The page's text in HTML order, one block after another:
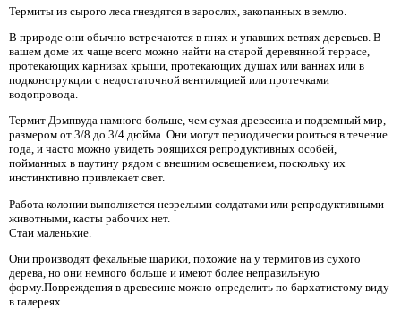
Термиты из сырого леса гнездятся в зарослях, закопанных в землю.
В природе они обычно встречаются в пнях и упавших ветвях деревьев. В
вашем доме их чаще всего можно найти на старой деревянной террасе,
протекающих карнизах крыши, протекающих душах или ваннах или в
подконструкции с недостаточной вентиляцией или протечками
водопровода.
Термит Дэмпвуда намного больше, чем сухая древесина и подземный мир,
размером от 3/8 до 3/4 дюйма. Они могут периодически роиться в течение
года, и часто можно увидеть роящихся репродуктивных особей,
пойманных в паутину рядом с внешним освещением, поскольку их
инстинктивно привлекает свет.
Работа колонии выполняется незрелыми солдатами или репродуктивными
животными, касты рабочих нет.
Стаи маленькие.
Они производят фекальные шарики, похожие на у термитов из сухого
дерева, но они немного больше и имеют более неправильную
форму.Повреждения в древесине можно определить по бархатистому виду
в галереях.